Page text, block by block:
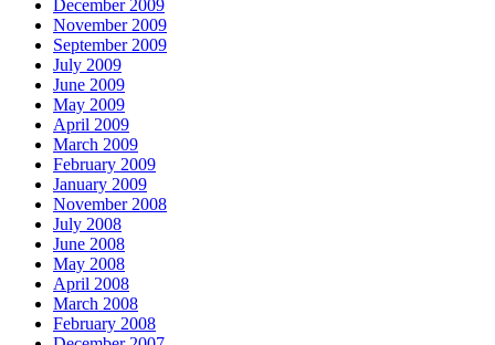
December 2009
November 2009
September 2009
July 2009
June 2009
May 2009
April 2009
March 2009
February 2009
January 2009
November 2008
July 2008
June 2008
May 2008
April 2008
March 2008
February 2008